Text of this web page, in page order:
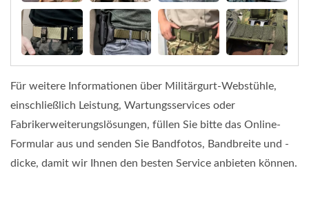
Für weitere Informationen über Militärgurt-Webstühle,
einschließlich Leistung, Wartungsservices oder
Fabrikerweiterungslösungen, füllen Sie bitte das Online-
Formular aus und senden Sie Bandfotos, Bandbreite und -
dicke, damit wir Ihnen den besten Service anbieten können.